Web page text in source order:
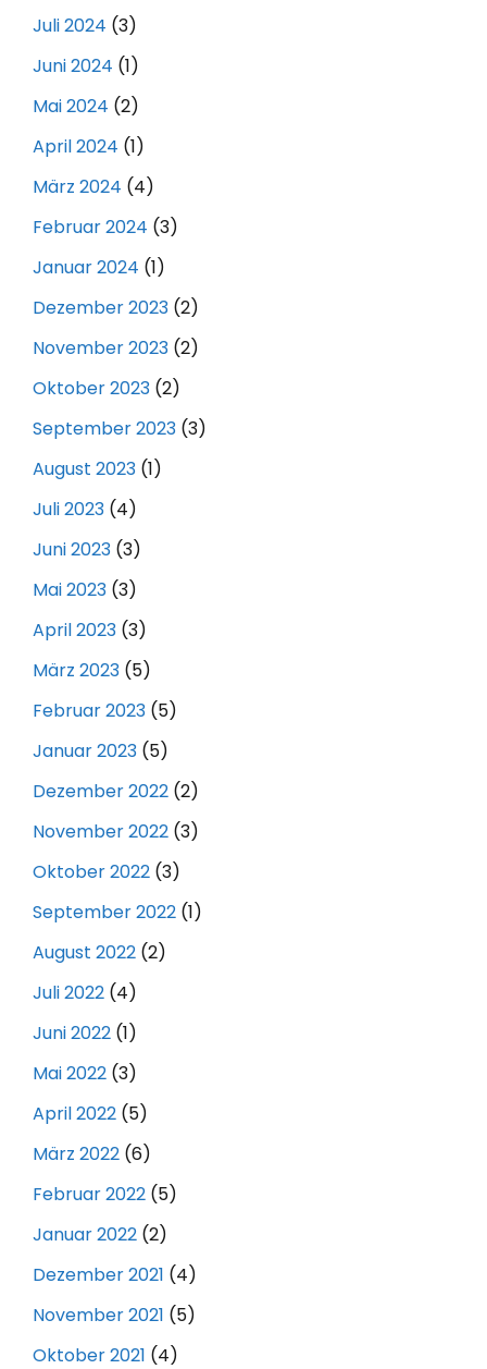
Juli 2024 (3)
Juni 2024 (1)
Mai 2024 (2)
April 2024 (1)
März 2024 (4)
Februar 2024 (3)
Januar 2024 (1)
Dezember 2023 (2)
November 2023 (2)
Oktober 2023 (2)
September 2023 (3)
August 2023 (1)
Juli 2023 (4)
Juni 2023 (3)
Mai 2023 (3)
April 2023 (3)
März 2023 (5)
Februar 2023 (5)
Januar 2023 (5)
Dezember 2022 (2)
November 2022 (3)
Oktober 2022 (3)
September 2022 (1)
August 2022 (2)
Juli 2022 (4)
Juni 2022 (1)
Mai 2022 (3)
April 2022 (5)
März 2022 (6)
Februar 2022 (5)
Januar 2022 (2)
Dezember 2021 (4)
November 2021 (5)
Oktober 2021 (4)